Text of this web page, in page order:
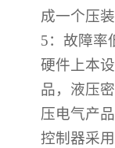
成一个压
5：故障率
硬件上本
品，液压
压电气产
控制器采